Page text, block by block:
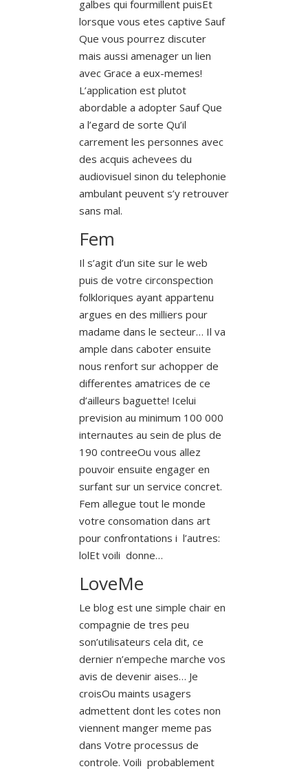
galbes qui fourmillent puisEt
lorsque vous etes captive Sauf
Que vous pourrez discuter
mais aussi amenager un lien
avec Grace a eux-memes!
L’application est plutot
abordable a adopter Sauf Que
a l’egard de sorte Qu’il
carrement les personnes avec
des acquis achevees du
audiovisuel sinon du telephonie
ambulant peuvent s’y retrouver
sans mal.
Fem
Il s’agit d’un site sur le web
puis de votre circonspection
folkloriques ayant appartenu
argues en des milliers pour
madame dans le secteur… Il va
ample dans caboter ensuite
nous renfort sur achopper de
differentes amatrices de ce
d’ailleurs baguette! Icelui
prevision au minimum 100 000
internautes au sein de plus de
190 contreeOu vous allez
pouvoir ensuite engager en
surfant sur un service concret.
Fem allegue tout le monde
votre consomation dans art
pour confrontations i l’autres:
lolEt voili donne…
LoveMe
Le blog est une simple chair en
compagnie de tres peu
son’utilisateurs cela dit, ce
dernier n’empeche marche vos
avis de devenir aises… Je
croisOu maints usagers
admettent dont les cotes non
viennent manger meme pas
dans Votre processus de
controle. Voili probablement